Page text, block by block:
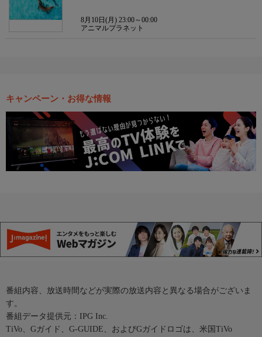
8月10日(月) 23:00～00:00
アニマルプラネット
キャンペーン・お得な情報
番組内容、放送時間などが実際の放送内容と異なる場合がございま
す。
番組データ提供元：IPG Inc.
TiVo、Gガイド、G-GUIDE、およびGガイドロゴは、米国TiVo